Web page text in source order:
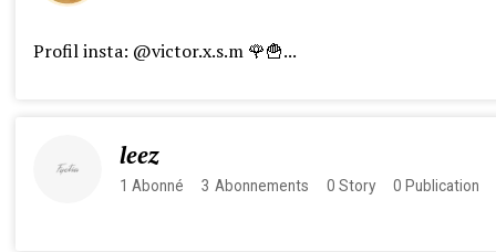
Profil insta: @victor.x.s.m 🌹🍟...
leez
1 Abonné 3 Abonnements 0 Story 0 Publication